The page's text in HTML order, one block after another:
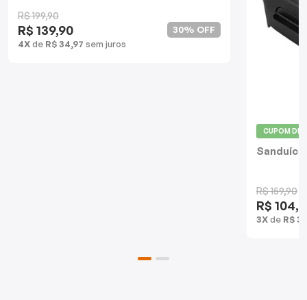
R$ 199,90
R$ 139,90
4Xde R$ 34,97 sem juros
30% OFF
CUPOM DE
R$ 159,90
R$
3Xde R$